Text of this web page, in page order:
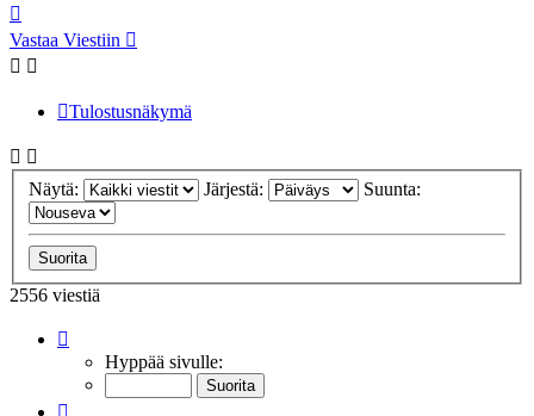
Vastaa Viestiin
Tulostusnäkymä
Näytä: Järjestä: Suunta:
2556 viestiä
170
171
Hyppää sivulle: